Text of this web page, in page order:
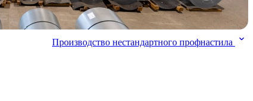
Производство нестандартного профнастила